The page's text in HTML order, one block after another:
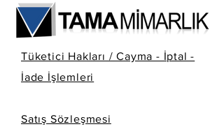
Tüketici Hakları / Cayma - İptal -
İade İşlemleri
Satış Sözleşmesi